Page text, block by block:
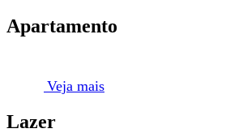
Apartamento
Veja mais
Lazer